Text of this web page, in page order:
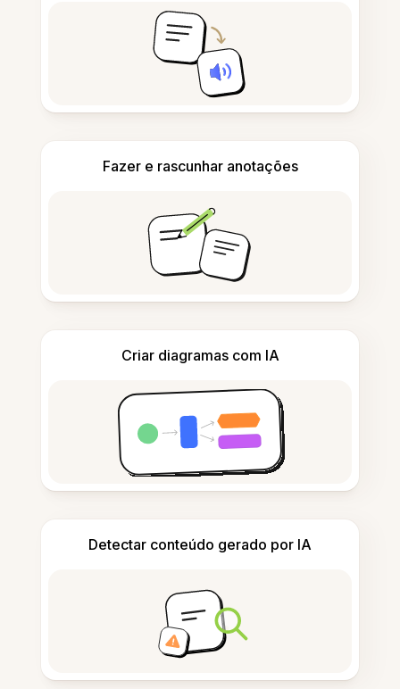
Fazer e rascunhar anotações
Criar diagramas com IA
Detectar conteúdo gerado por IA